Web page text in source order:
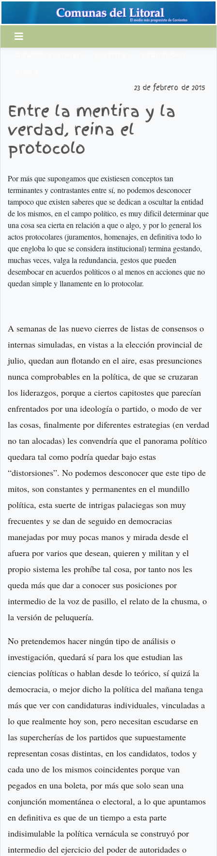
23 de febrero de 2015
Entre la mentira y la
verdad, reina el
protocolo
Por más que supongamos que existiesen conceptos tan
terminantes y contrastantes entre sí, no podemos desconocer
tampoco que existen saberes que se dedican a oscultar la entidad
de los mismos, en el campo político, es muy difícil determinar que
una cosa sea cierta en relación a que o algo, y por lo general los
actos protocolares (juramentos, homenajes, en definitiva todo lo
que engloba lo que se considera institucional) termina gestando,
muchas veces, valga la redundancia, gestos que pueden
desembocar en acuerdos políticos o al menos en acciones que no
quedan simple y llanamente en lo protocolar.
A semanas de las nuevo cierres de listas de consensos o
internas simuladas, en vistas a la elección provincial de
julio, quedan aun flotando en el aire, esas presunciones
nunca comprobables en la política, de que se cruzaran
los liderazgos, porque a ciertos capitostes que parecían
enfrentados por una ideología o partido, o modo de ver
las cosas, finalmente por diferentes estrategias (en verdad
no tan alocadas) les convendría que el panorama político
quedara tal como podría quedar bajo estas
“distorsiones”. No podemos desconocer que este tipo de
mitos, son constantes y permanentes en el mundillo
política, esta suerte de intrigas palaciegas son muy
frecuentes y se dan de seguido en democracias
manejadas por muy pocas manos y mirada desde el
afuera por varios que desean, quieren y militan y el
propio sistema les prohíbe tal cosa, por tanto nos les
queda más que dar a conocer sus posiciones por
intermedio de la voz de pasillo, el relato de la chusma, o
la versión de peluquería.
No pretendemos hacer ningún tipo de análisis o
investigación, quedará sí para los que estudian las
ciencias políticas o hablan desde lo teórico, sí quizá la
democracia, o mejor dicho la política del mañana tenga
más que ver con candidaturas individuales, vinculadas a
lo que realmente hoy son, pero necesitan escudarse en
las supercherías de los partidos que supuestamente
representan cosas distintas, en los candidatos, todos y
cada uno de los mismos coincidentes porque van
pegados en una boleta, por más que solo sean una
conjunción momentánea o electoral, a lo que apuntamos
en definitiva es que de un tiempo a esta parte
indisimulable la política vernácula se construyó por
intermedio del ejercicio del poder de autoridades o